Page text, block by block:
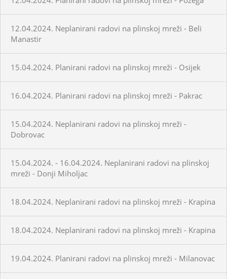
12.04.2024. Neplanirani radovi na plinskoj mreži - Beli
Manastir
15.04.2024. Planirani radovi na plinskoj mreži - Osijek
16.04.2024. Planirani radovi na plinskoj mreži - Pakrac
15.04.2024. Neplanirani radovi na plinskoj mreži -
Dobrovac
15.04.2024. - 16.04.2024. Neplanirani radovi na plinskoj
mreži - Donji Miholjac
18.04.2024. Neplanirani radovi na plinskoj mreži - Krapina
18.04.2024. Neplanirani radovi na plinskoj mreži - Krapina
19.04.2024. Planirani radovi na plinskoj mreži - Milanovac